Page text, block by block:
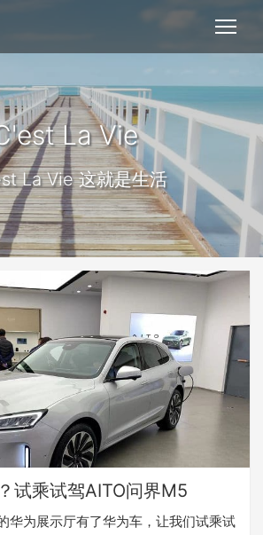
La Vie
La Vie 这就是生活
试乘试驾AITO问界M5
华为展示厅有了华为车，让我们试乘试